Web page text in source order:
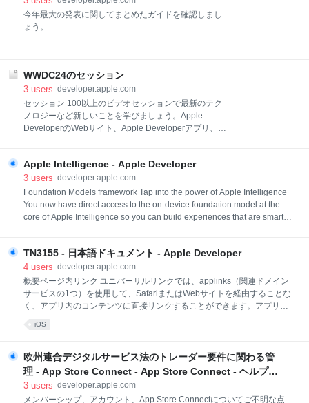
今年最大の発表に関してまとめたガイドを確認しまし
ょう。
WWDC24のセッション
3 users developer.apple.com
セッション 100以上のビデオセッションで最新のテク
ノロジーなど新しいことを学びましょう。Apple
DeveloperのWebサイト、Apple Developerアプリ、お
Apple Intelligence - Apple Developer
3 users developer.apple.com
Foundation Models framework Tap into the power of Apple Intelligence
You now have direct access to the on-device foundation model at the
core of Apple Intelligence so you can build experiences that are smart,
into the model with as few as three lines of code. You can
TN3155 - 日本語ドキュメント - Apple Developer
4 users developer.apple.com
概要ページ内リンク ユニバーサルリンクでは、applinks（関連ドメイン
サービスの1つ）を使用して、SafariまたはWebサイトを経由することな
く、アプリ内のコンテンツに直接リンクすることができます。アプリが
リンクおよびコードでユニバーサルリンクをサポートする方法について
十分に把握していない場合は、「関連ドメインをサポートする」および
「コンテンツへのリンクをアプリとWebサイトに許可する」を参照して
iOS
欧州連合デジタルサービス法のトレーダー要件に関わる管
理 - App Store Connect - App Store Connect - ヘルプ -
Apple Developer
3 users developer.apple.com
メンバーシップ、アカウント、App Store Connectについてご不明な点